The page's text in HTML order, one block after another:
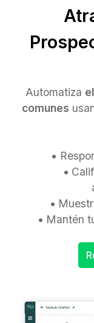
Automatiza
comunes
•
•
•
• Mantén